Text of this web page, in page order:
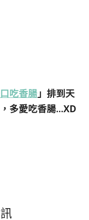
吃香腸」排到天
多愛吃香腸…XD